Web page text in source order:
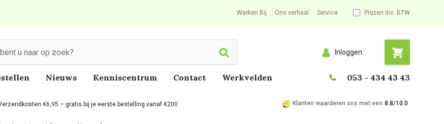
Werken Bij Ons verhaal Service Prijzen inc. BTW
Search Inloggen
Nieuws Kenniscentrum Contact Werkvelden 053 - 434 43 43
€6,95 – gratis bij je eerste bestelling vanaf €200 Klanten waarderen ons met een 8.8/10.0